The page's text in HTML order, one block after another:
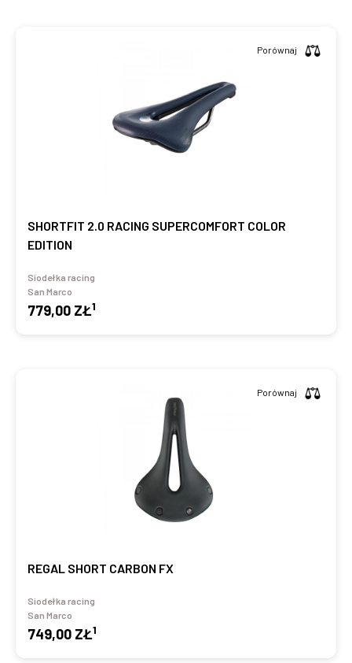
SHORTFIT 2.0 RACING SUPERCOMFORT COLOR
EDITION
Siodełka racing
San Marco
779,00 ZŁ1
Porównaj
REGAL SHORT CARBON FX
Siodełka racing
San Marco
749,00 ZŁ1
Porównaj